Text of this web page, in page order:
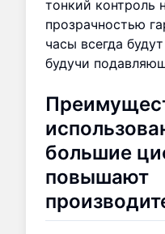
тонкий контроль
прозрачностью
часы всегда
будучи
большие
повышают